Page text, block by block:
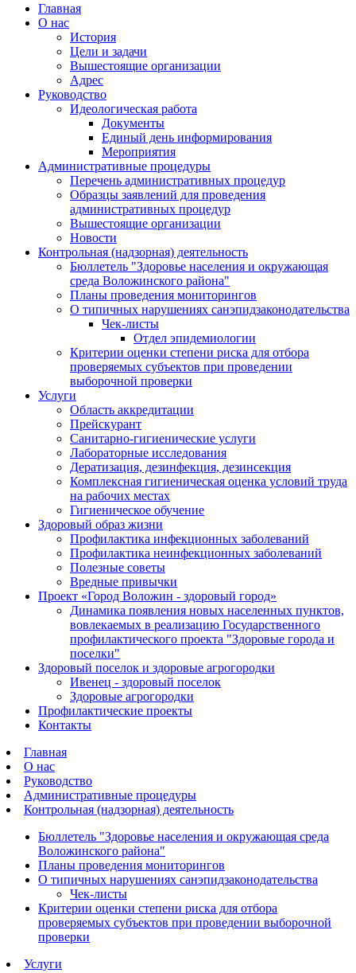
Главная
О нас
История
Цели и задачи
Вышестоящие организации
Адрес
Руководство
Идеологическая работа
Документы
Единый день информирования
Мероприятия
Административные процедуры
Перечень административных процедур
Образцы заявлений для проведения
административных процедур
Вышестоящие организации
Новости
Контрольная (надзорная) деятельность
Бюллетель "Здоровье населения и окружающая
среда Воложинского района"
Планы проведения мониторингов
О типичных нарушениях санэпидзаконодательства
Чек-листы
Отдел эпидемиологии
Критерии оценки степени риска для отбора
проверяемых субъектов при проведении
выборочной проверки
Услуги
Область аккредитации
Прейскурант
Санитарно-гигиенические услуги
Лабораторные исследования
Дератизация, дезинфекция, дезинсекция
Комплексная гигиеническая оценка условий труда
на рабочих местах
Гигиеническое обучение
Здоровый образ жизни
Профилактика инфекционных заболеваний
Профилактика неинфекционных заболеваний
Полезные советы
Вредные привычки
Проект «Город Воложин - здоровый город»
Динамика появления новых населенных пунктов,
вовлекаемых в реализацию Государственного
профилактического проекта "Здоровые города и
поселки"
Здоровый поселок и здоровые агрогородки
Ивенец - здоровый поселок
Здоровые агрогородки
Профилактические проекты
Контакты
Главная
О нас
Руководство
Административные процедуры
Контрольная (надзорная) деятельность
Бюллетель "Здоровье населения и окружающая среда
Воложинского района"
Планы проведения мониторингов
О типичных нарушениях санэпидзаконодательства
Чек-листы
Критерии оценки степени риска для отбора
проверяемых субъектов при проведении выборочной
проверки
Услуги